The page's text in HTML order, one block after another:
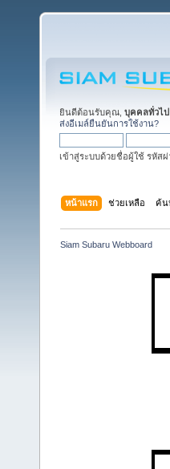
ยินดีต้อนรับคุณ, บุคคลทั่วไป
ส่งอีเมล์ยืนยันการใช้งาน?
เข้าสู่ระบบด้วยชื่อผู้ใช้ รหัส
หน้าแรก ช่วยเหลือ ค้น
Siam Subaru Webboard